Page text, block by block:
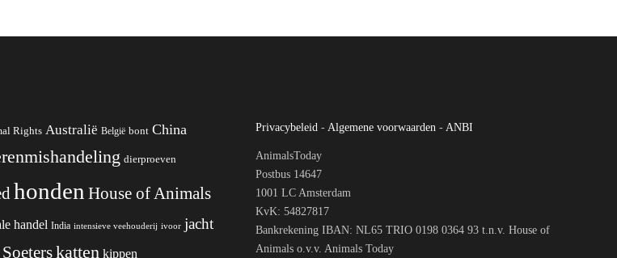
Rights Australië België bont China
dierproeven
honden House of Animals
handel India intensieve veehouderij ivoor jacht
katten kippen
Privacybeleid - Algemene voorwaarden - ANBI
AnimalsToday
Postbus 14647
1001 LC Amsterdam
KvK: 54827817
Bankrekening IBAN: NL65 TRIO 0198 0364 93 t.n.v. House of
Animals o.v.v. Animals Today